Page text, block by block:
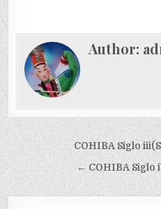
Author:
文
章
導
COHIBA Siglo
← COHIBA Siglo